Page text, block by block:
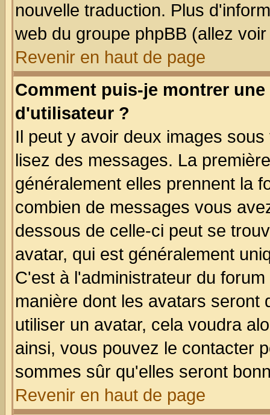
nouvelle traduction. Plus
web du groupe phpBB (allez
Revenir en haut de page
Comment puis-je montrer
d'utilisateur ?
Il peut y avoir deux images
lisez des messages. La
généralement elles prennent la
combien de messages vous
dessous de celle-ci peut se
avatar, qui est généralement
C'est à l'administrateur du
manière dont les avatars seront
utiliser un avatar, cela voudra
ainsi, vous pouvez le contacter
sommes sûr qu'elles seront
Revenir en haut de page